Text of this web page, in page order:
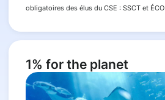
obligatoires des élus du CSE : SSCT et ÉCO
1% for the planet